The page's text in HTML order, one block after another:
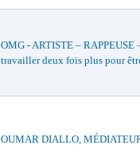
OMG - ARTISTE –
travailler deux fois plus pour
OUMAR DIALLO,